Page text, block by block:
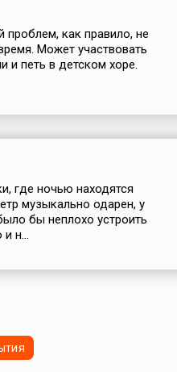
проблем, как правило, не
Может участвовать
и петь в детском хоре.
где ночью находятся
музыкально одарен, у
бы неплохо устроить
н...